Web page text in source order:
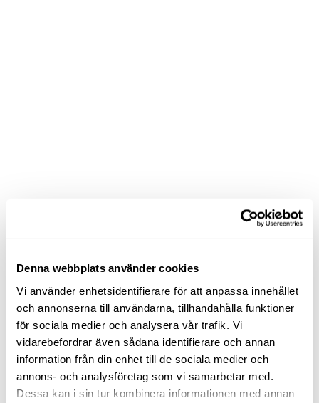
Denna webbplats använder cookies
Vi använder enhetsidentifierare för att anpassa innehållet
och annonserna till användarna, tillhandahålla funktioner
för sociala medier och analysera vår trafik. Vi
vidarebefordrar även sådana identifierare och annan
information från din enhet till de sociala medier och
annons- och analysföretag som vi samarbetar med.
Dessa kan i sin tur kombinera informationen med annan